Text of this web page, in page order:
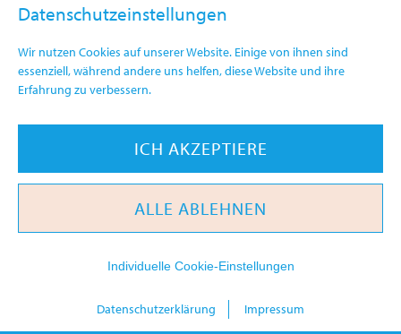
Datenschutzeinstellungen
Wir nutzen Cookies auf unserer Website. Einige von ihnen sind
essenziell, während andere uns helfen, diese Website und ihre
Erfahrung zu verbessern.
ICH AKZEPTIERE
ALLE ABLEHNEN
Individuelle Cookie-Einstellungen
Datenschutzerklärung Impressum